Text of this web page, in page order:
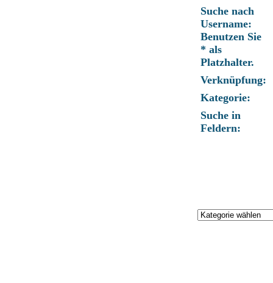
Suche nach
Username:
Benutzen Sie
* als
Platzhalter.
Verknüpfung:
Kategorie:
Suche in
Feldern: